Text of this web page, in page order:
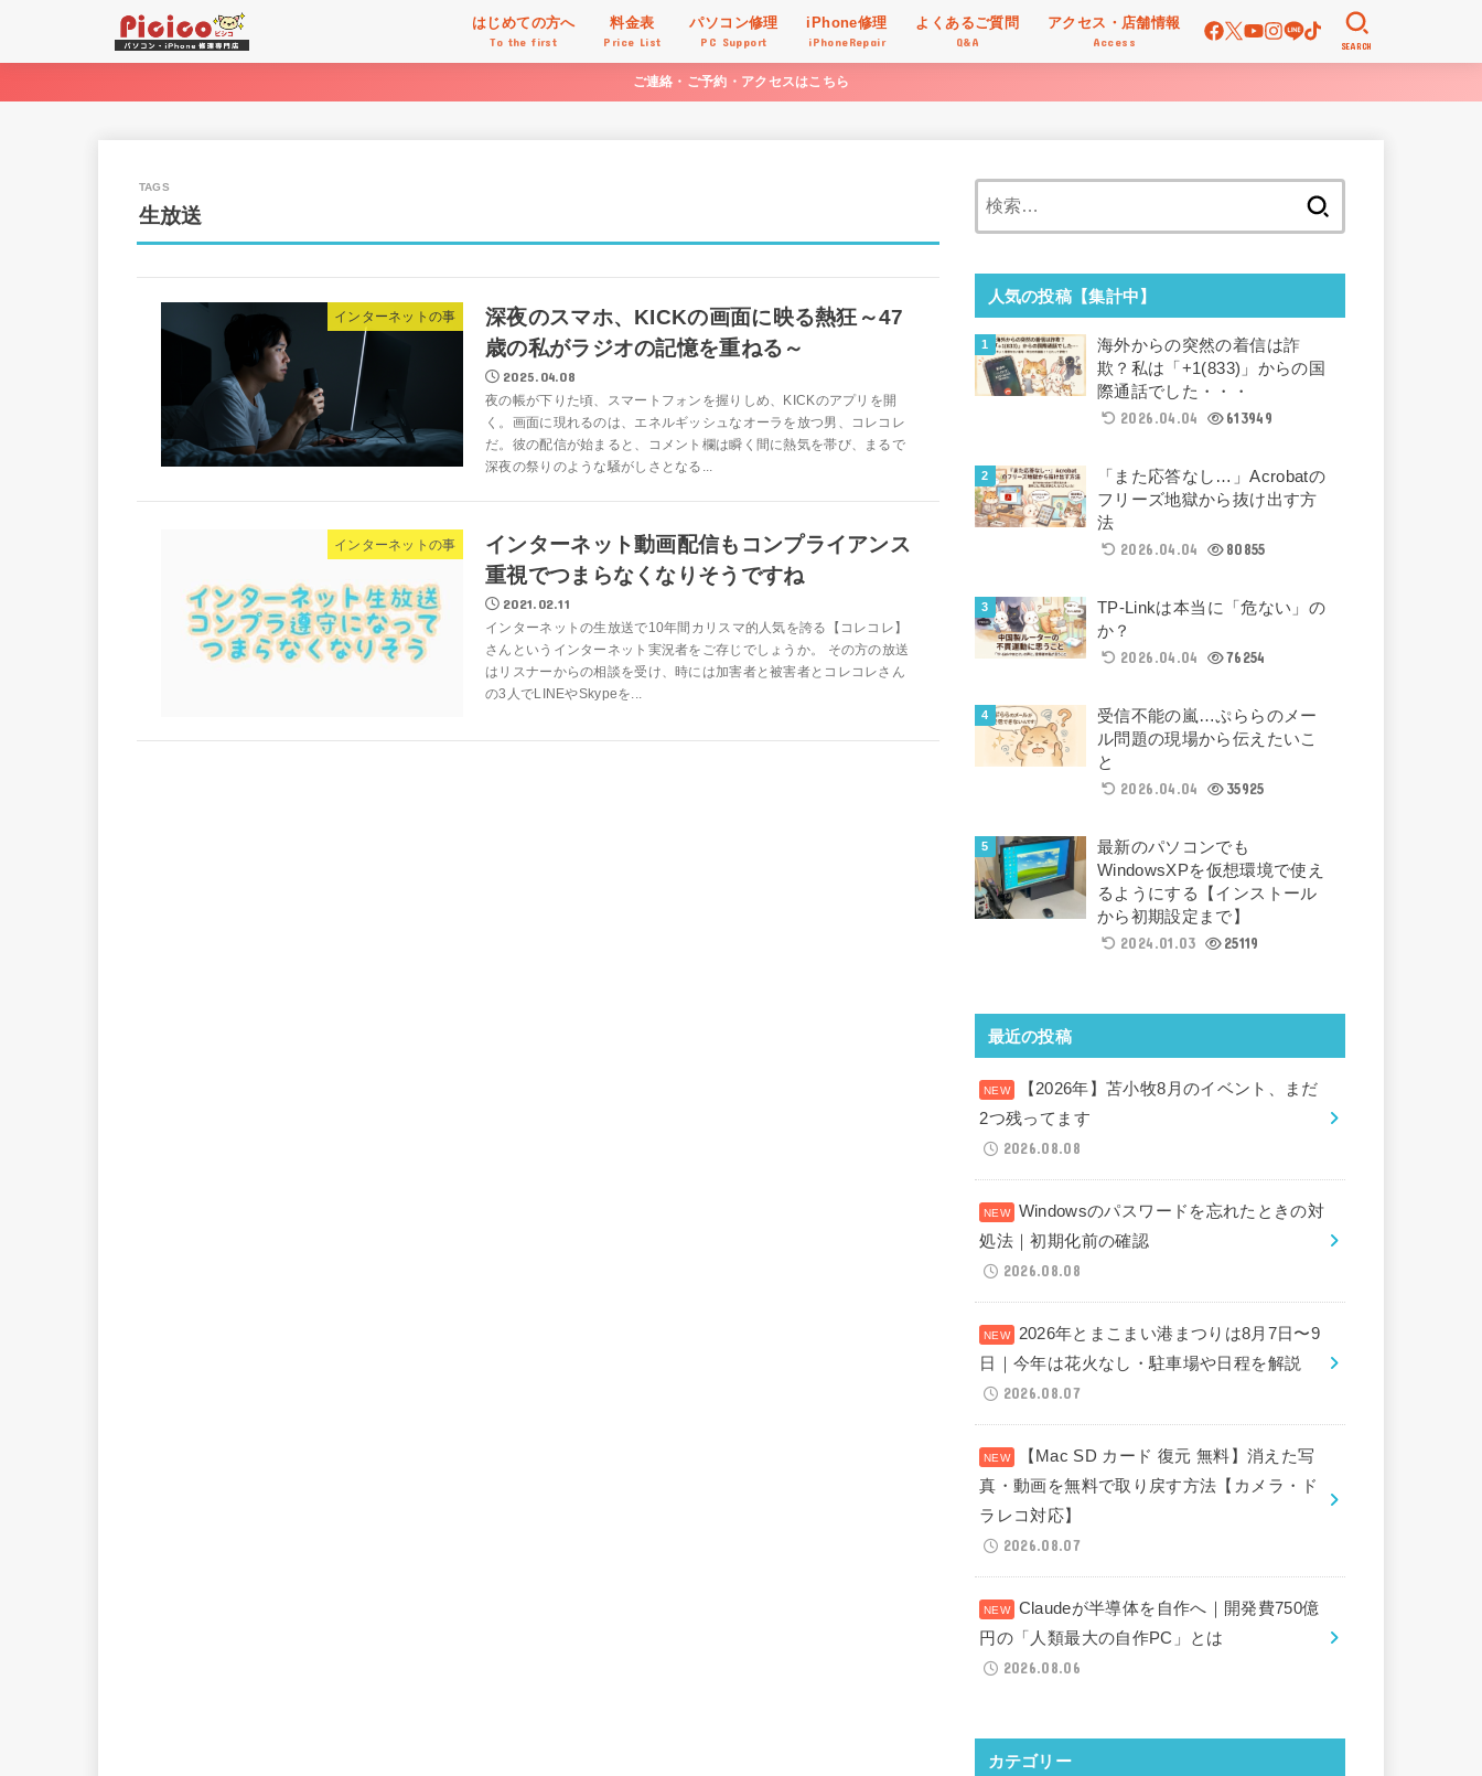
はじめての方へ
To the first
料金表
Price List
パソコン修理
PC Support
iPhone修理
iPhoneRepair
よくあるご質問
Q&A
アクセス・店舗情報
Access SEARCH
ご連絡・ご予約・アクセスはこちら
生放送
インターネットの事
深夜のスマホ、KICKの画面に映る熱狂～47
歳の私がラジオの記憶を重ねる～
2025.04.08
夜の帳が下りた頃、スマートフォンを握りしめ、KICKのアプリを開
く。画面に現れるのは、エネルギッシュなオーラを放つ男、コレコレ
だ。彼の配信が始まると、コメント欄は瞬く間に熱気を帯び、まるで
深夜の祭りのような騒がしさとなる...
インターネットの事
インターネット動画配信もコンプライアンス
重視でつまらなくなりそうですね
2021.02.11
インターネットの生放送で10年間カリスマ的人気を誇る【コレコレ】
さんというインターネット実況者をご存じでしょうか。 その方の放送
はリスナーからの相談を受け、時には加害者と被害者とコレコレさん
の3人でLINEやSkypeを...
人気の投稿【集計中】
海外からの突然の着信は詐
欺？私は「+1(833)」からの国
際通話でした・・・
2026.04.04
613949
「また応答なし…」Acrobatの
フリーズ地獄から抜け出す方
法
2026.04.04
80855
TP-Linkは本当に「危ない」の
か？
2026.04.04
76254
受信不能の嵐…ぷららのメー
ル問題の現場から伝えたいこ
と
2026.04.04
35925
最新のパソコンでも
WindowsXPを仮想環境で使え
るようにする【インストール
から初期設定まで】
2024.01.03
25119
最近の投稿
【2026年】苫小牧8月のイベント、まだ
2つ残ってます
2026.08.08
Windowsのパスワードを忘れたときの対
処法｜初期化前の確認
2026.08.08
2026年とまこまい港まつりは8月7日〜9
日｜今年は花火なし・駐車場や日程を解説
2026.08.07
【Mac SD カード 復元 無料】消えた写
真・動画を無料で取り戻す方法【カメラ・ド
ラレコ対応】
2026.08.07
Claudeが半導体を自作へ｜開発費750億
円の「人類最大の自作PC」とは
2026.08.06
カテゴリー